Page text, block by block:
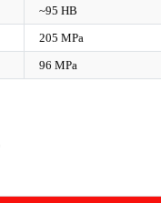
~95 HB
205 MPa
96 MPa